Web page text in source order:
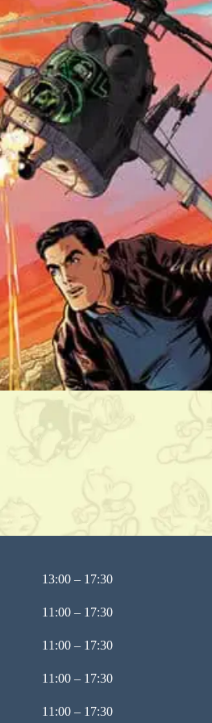
13:00 – 17:30
11:00 – 17:30
11:00 – 17:30
11:00 – 17:30
11:00 – 17:30